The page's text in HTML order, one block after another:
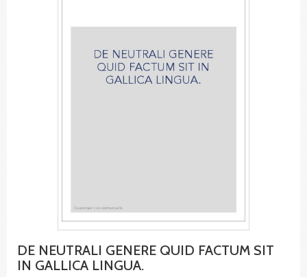
DE NEUTRALI GENERE QUID FACTUM SIT
IN GALLICA LINGUA.